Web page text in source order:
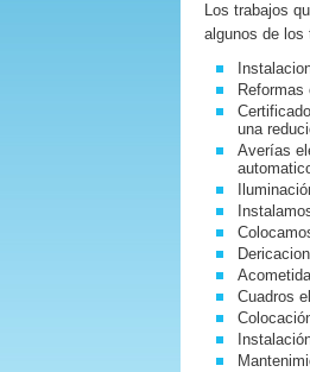
Los trabajos
algunos de los
Reformas
una
Averías
Cuadros